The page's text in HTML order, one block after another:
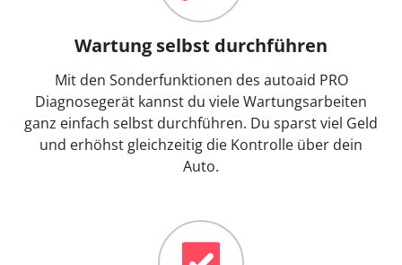
Wartung selbst durchführen
Mit den Sonderfunktionen des autoaid PRO
Diagnosegerät kannst du viele Wartungsarbeiten
ganz einfach selbst durchführen. Du sparst viel Geld
und erhöhst gleichzeitig die Kontrolle über dein
Auto.